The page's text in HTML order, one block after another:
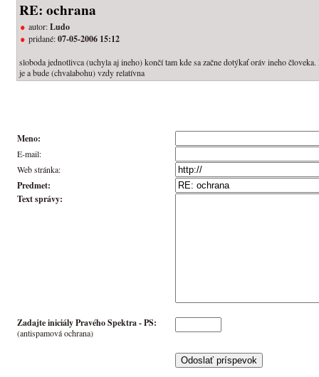
RE: ochrana
autor:Ludo
pridané:07-05-2006 15:12
sloboda jednotlivca (uchyla aj ineho) končí tam kde sa začne dotýkať oráv ineho
je a bude (chvalabohu) vzdy relatívna
Meno:
E-mail:
Web stránka:
Predmet:
Text správy:
Zadajte iniciály Pravého Spektra -PS:
(antispamová ochrana)